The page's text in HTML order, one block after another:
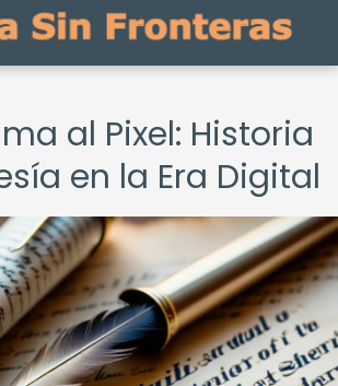
al Pixel: Historia
en la Era Digital